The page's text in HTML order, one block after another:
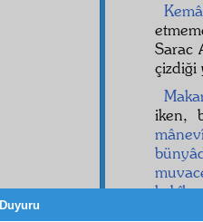
Sarac
çizdiği
iken,
kabîha
Duyuru